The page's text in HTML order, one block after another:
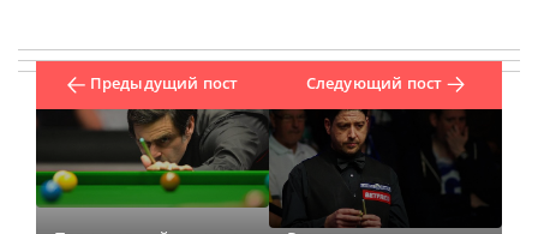
Предыдущий пост Следующий пост